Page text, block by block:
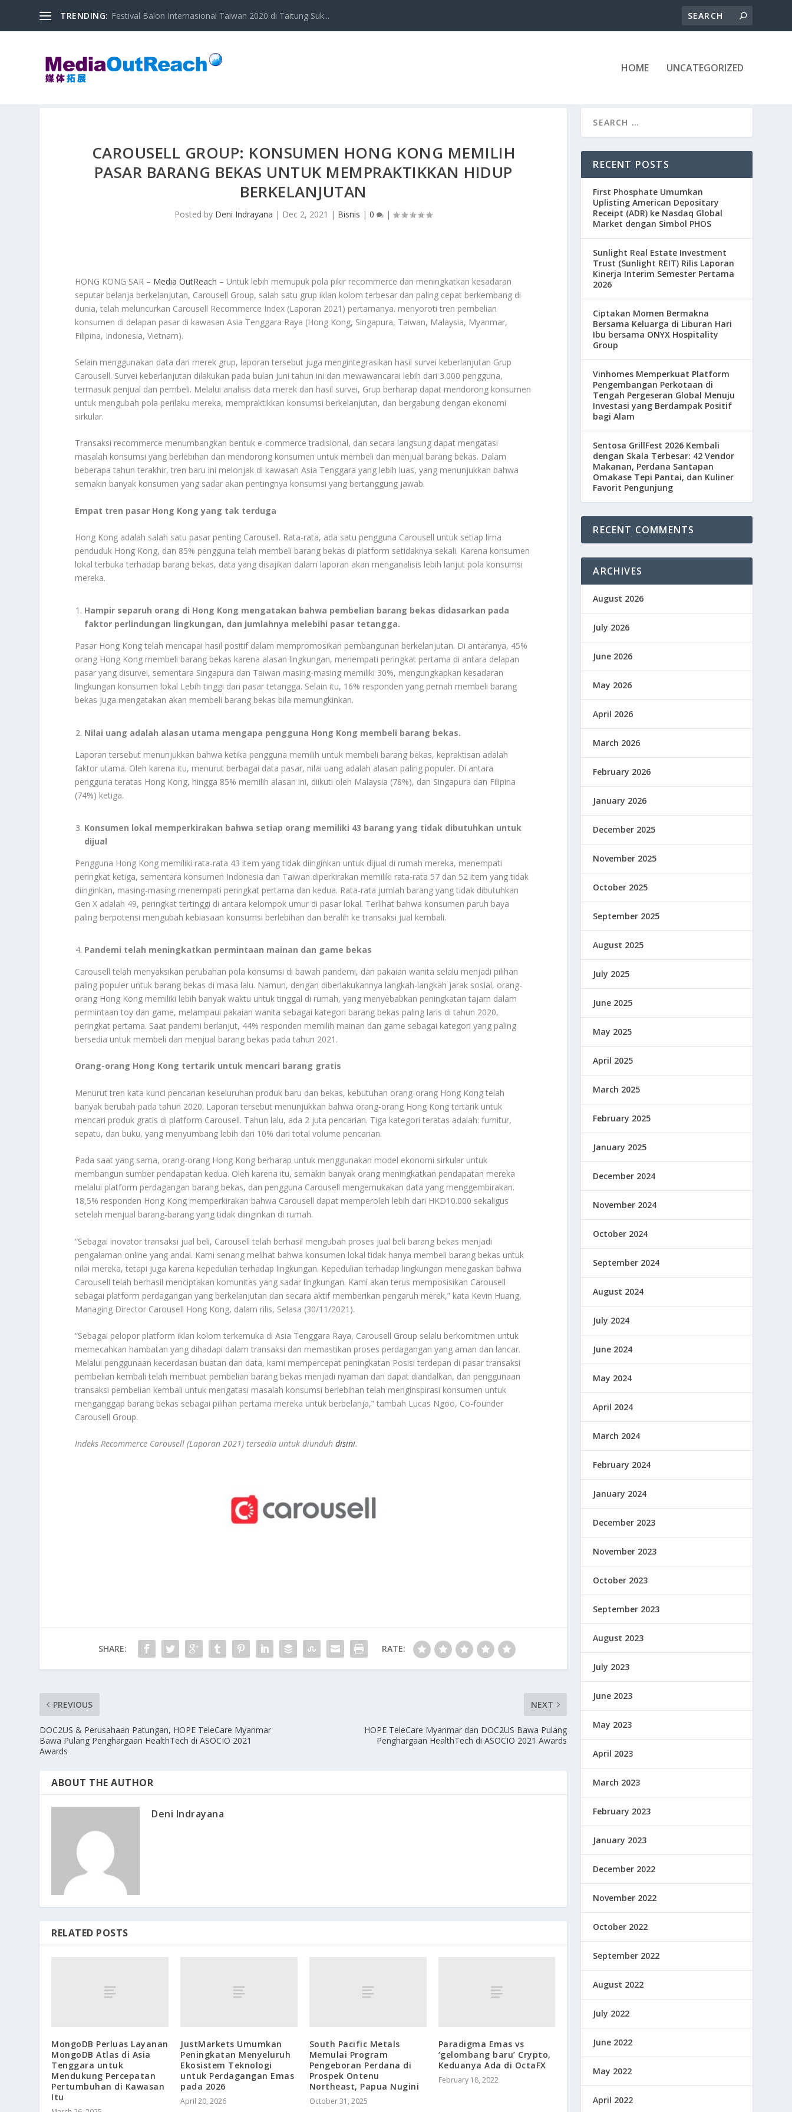
TRENDING: Festival Balon Internasional Taiwan 2020 di Taitung Suk...
HOME UNCATEGORIZED
CAROUSELL GROUP: KONSUMEN HONG KONG MEMILIH
PASAR BARANG BEKAS UNTUK MEMPRAKTIKKAN HIDUP
BERKELANJUTAN
Posted by Deni Indrayana | Dec 2, 2021 | Bisnis |0 |
HONG KONG SAR – Media OutReach – Untuk lebih memupuk pola pikir recommerce dan meningkatkan kesadaran
seputar belanja berkelanjutan, Carousell Group, salah satu grup iklan kolom terbesar dan paling cepat berkembang di
dunia, telah meluncurkan Carousell Recommerce Index (Laporan 2021) pertamanya. menyoroti tren pembelian
konsumen di delapan pasar di kawasan Asia Tenggara Raya (Hong Kong, Singapura, Taiwan, Malaysia, Myanmar,
Filipina, Indonesia, Vietnam).
Selain menggunakan data dari merek grup, laporan tersebut juga mengintegrasikan hasil survei keberlanjutan Grup
Carousell. Survei keberlanjutan dilakukan pada bulan Juni tahun ini dan mewawancarai lebih dari 3.000 pengguna,
termasuk penjual dan pembeli. Melalui analisis data merek dan hasil survei, Grup berharap dapat mendorong konsumen
untuk mengubah pola perilaku mereka, mempraktikkan konsumsi berkelanjutan, dan bergabung dengan ekonomi
sirkular.
Transaksi recommerce menumbangkan bentuk e-commerce tradisional, dan secara langsung dapat mengatasi
masalah konsumsi yang berlebihan dan mendorong konsumen untuk membeli dan menjual barang bekas. Dalam
beberapa tahun terakhir, tren baru ini melonjak di kawasan Asia Tenggara yang lebih luas, yang menunjukkan bahwa
semakin banyak konsumen yang sadar akan pentingnya konsumsi yang bertanggung jawab.
Empat tren pasar Hong Kong yang tak terduga
Hong Kong adalah salah satu pasar penting Carousell. Rata-rata, ada satu pengguna Carousell untuk setiap lima
penduduk Hong Kong, dan 85% pengguna telah membeli barang bekas di platform setidaknya sekali. Karena konsumen
lokal terbuka terhadap barang bekas, data yang disajikan dalam laporan akan menganalisis lebih lanjut pola konsumsi
mereka.
Hampir separuh orang di Hong Kong mengatakan bahwa pembelian barang bekas didasarkan pada
faktor perlindungan lingkungan, dan jumlahnya melebihi pasar tetangga.
Pasar Hong Kong telah mencapai hasil positif dalam mempromosikan pembangunan berkelanjutan. Di antaranya, 45%
orang Hong Kong membeli barang bekas karena alasan lingkungan, menempati peringkat pertama di antara delapan
pasar yang disurvei, sementara Singapura dan Taiwan masing-masing memiliki 30%, mengungkapkan kesadaran
lingkungan konsumen lokal Lebih tinggi dari pasar tetangga. Selain itu, 16% responden yang pernah membeli barang
bekas juga mengatakan akan membeli barang bekas bila memungkinkan.
Nilai uang adalah alasan utama mengapa pengguna Hong Kong membeli barang bekas.
Laporan tersebut menunjukkan bahwa ketika pengguna memilih untuk membeli barang bekas, kepraktisan adalah
faktor utama. Oleh karena itu, menurut berbagai data pasar, nilai uang adalah alasan paling populer. Di antara
pengguna teratas Hong Kong, hingga 85% memilih alasan ini, diikuti oleh Malaysia (78%), dan Singapura dan Filipina
(74%) ketiga.
Konsumen lokal memperkirakan bahwa setiap orang memiliki 43 barang yang tidak dibutuhkan untuk
dijual
Pengguna Hong Kong memiliki rata-rata 43 item yang tidak diinginkan untuk dijual di rumah mereka, menempati
peringkat ketiga, sementara konsumen Indonesia dan Taiwan diperkirakan memiliki rata-rata 57 dan 52 item yang tidak
diinginkan, masing-masing menempati peringkat pertama dan kedua. Rata-rata jumlah barang yang tidak dibutuhkan
Gen X adalah 49, peringkat tertinggi di antara kelompok umur di pasar lokal. Terlihat bahwa konsumen paruh baya
paling berpotensi mengubah kebiasaan konsumsi berlebihan dan beralih ke transaksi jual kembali.
Pandemi telah meningkatkan permintaan mainan dan game bekas
Carousell telah menyaksikan perubahan pola konsumsi di bawah pandemi, dan pakaian wanita selalu menjadi pilihan
paling populer untuk barang bekas di masa lalu. Namun, dengan diberlakukannya langkah-langkah jarak sosial, orang-
orang Hong Kong memiliki lebih banyak waktu untuk tinggal di rumah, yang menyebabkan peningkatan tajam dalam
permintaan toy dan game, melampaui pakaian wanita sebagai kategori barang bekas paling laris di tahun 2020,
peringkat pertama. Saat pandemi berlanjut, 44% responden memilih mainan dan game sebagai kategori yang paling
bersedia untuk membeli dan menjual barang bekas pada tahun 2021.
Orang-orang Hong Kong tertarik untuk mencari barang gratis
Menurut tren kata kunci pencarian keseluruhan produk baru dan bekas, kebutuhan orang-orang Hong Kong telah
banyak berubah pada tahun 2020. Laporan tersebut menunjukkan bahwa orang-orang Hong Kong tertarik untuk
mencari produk gratis di platform Carousell. Tahun lalu, ada 2 juta pencarian. Tiga kategori teratas adalah: furnitur,
sepatu, dan buku, yang menyumbang lebih dari 10% dari total volume pencarian.
Pada saat yang sama, orang-orang Hong Kong berharap untuk menggunakan model ekonomi sirkular untuk
membangun sumber pendapatan kedua. Oleh karena itu, semakin banyak orang meningkatkan pendapatan mereka
melalui platform perdagangan barang bekas, dan pengguna Carousell mengemukakan data yang menggembirakan.
18,5% responden Hong Kong memperkirakan bahwa Carousell dapat memperoleh lebih dari HKD10.000 sekaligus
setelah menjual barang-barang yang tidak diinginkan di rumah.
“Sebagai inovator transaksi jual beli, Carousell telah berhasil mengubah proses jual beli barang bekas menjadi
pengalaman online yang andal. Kami senang melihat bahwa konsumen lokal tidak hanya membeli barang bekas untuk
nilai mereka, tetapi juga karena kepedulian terhadap lingkungan. Kepedulian terhadap lingkungan menegaskan bahwa
Carousell telah berhasil menciptakan komunitas yang sadar lingkungan. Kami akan terus memposisikan Carousell
sebagai platform perdagangan yang berkelanjutan dan secara aktif memberikan pengaruh merek,” kata Kevin Huang,
Managing Director Carousell Hong Kong, dalam rilis, Selasa (30/11/2021).
“Sebagai pelopor platform iklan kolom terkemuka di Asia Tenggara Raya, Carousell Group selalu berkomitmen untuk
memecahkan hambatan yang dihadapi dalam transaksi dan memastikan proses perdagangan yang aman dan lancar.
Melalui penggunaan kecerdasan buatan dan data, kami mempercepat peningkatan Posisi terdepan di pasar transaksi
pembelian kembali telah membuat pembelian barang bekas menjadi nyaman dan dapat diandalkan, dan penggunaan
transaksi pembelian kembali untuk mengatasi masalah konsumsi berlebihan telah menginspirasi konsumen untuk
menganggap barang bekas sebagai pilihan pertama mereka untuk berbelanja,” tambah Lucas Ngoo, Co-founder
Carousell Group.
Indeks Recommerce Carousell (Laporan 2021) tersedia untuk diunduhdisini.
SHARE: RATE:
PREVIOUS
DOC2US & Perusahaan Patungan, HOPE TeleCare Myanmar
Bawa Pulang Penghargaan HealthTech di ASOCIO 2021
Awards
NEXT
HOPE TeleCare Myanmar dan DOC2US Bawa Pulang
Penghargaan HealthTech di ASOCIO 2021 Awards
ABOUT THE AUTHOR
Deni Indrayana
RELATED POSTS
MongoDB Perluas Layanan
MongoDB Atlas di Asia
Tenggara untuk
Mendukung Percepatan
Pertumbuhan di Kawasan
Itu
JustMarkets Umumkan
Peningkatan Menyeluruh
Ekosistem Teknologi
untuk Perdagangan Emas
pada 2026
April 20, 2026
South Pacific Metals
Memulai Program
Pengeboran Perdana di
Prospek Ontenu
Northeast, Papua Nugini
October 31, 2025
Paradigma Emas vs
‘gelombang baru’ Crypto,
Keduanya Ada di OctaFX
February 18, 2022
RECENT POSTS
First Phosphate Umumkan
Uplisting American Depositary
Receipt (ADR) ke Nasdaq Global
Market dengan Simbol PHOS
Sunlight Real Estate Investment
Trust (Sunlight REIT) Rilis Laporan
Kinerja Interim Semester Pertama
2026
Ciptakan Momen Bermakna
Bersama Keluarga di Liburan Hari
Ibu bersama ONYX Hospitality
Group
Vinhomes Memperkuat Platform
Pengembangan Perkotaan di
Tengah Pergeseran Global Menuju
Investasi yang Berdampak Positif
bagi Alam
Sentosa GrillFest 2026 Kembali
dengan Skala Terbesar: 42 Vendor
Makanan, Perdana Santapan
Omakase Tepi Pantai, dan Kuliner
Favorit Pengunjung
RECENT COMMENTS
ARCHIVES
August 2026
July 2026
June 2026
May 2026
April 2026
March 2026
February 2026
January 2026
December 2025
November 2025
October 2025
September 2025
August 2025
July 2025
June 2025
May 2025
April 2025
March 2025
February 2025
January 2025
December 2024
November 2024
October 2024
September 2024
August 2024
July 2024
June 2024
May 2024
April 2024
March 2024
February 2024
January 2024
December 2023
November 2023
October 2023
September 2023
August 2023
July 2023
June 2023
May 2023
April 2023
March 2023
February 2023
January 2023
December 2022
November 2022
October 2022
September 2022
August 2022
July 2022
June 2022
May 2022
April 2022